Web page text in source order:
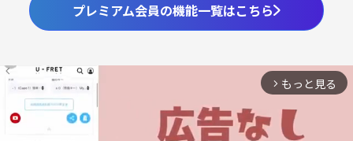
プレミアム会員の機能一覧はこちら
arrow_forward_ios もっと見る